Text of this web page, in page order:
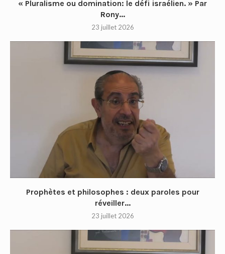
« Pluralisme ou domination: le défi israélien. » Par
Rony...
23 juillet 2026
Prophètes et philosophes : deux paroles pour
réveiller...
23 juillet 2026